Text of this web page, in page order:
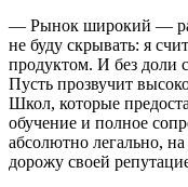
— Рынок широкий —
не буду скрывать: я
продуктом. И без доли
Пусть прозвучит
Школ, которые
обучение и полное
абсолютно легально,
дорожу своей